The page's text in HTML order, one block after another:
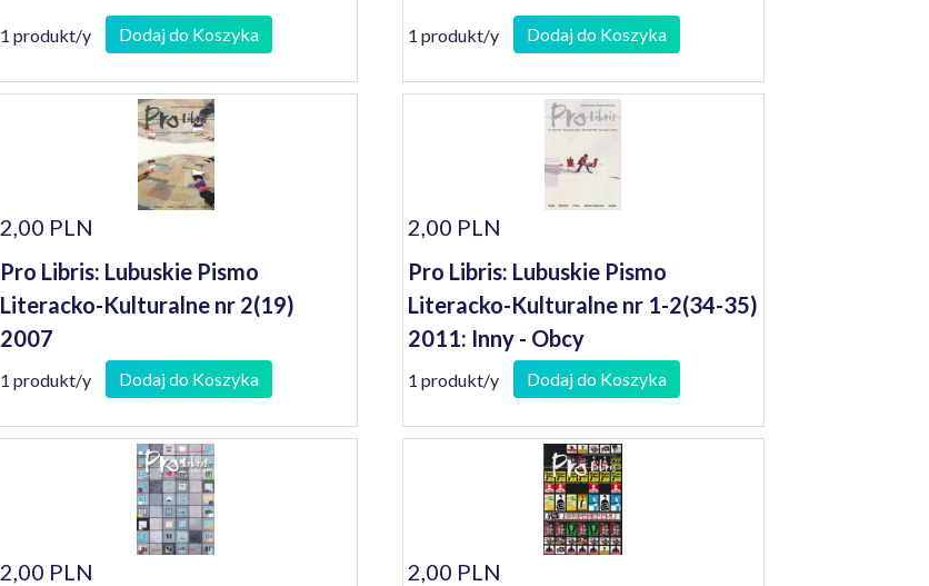
1 produkt/y Dodaj do Koszyka 1 produkt/y Dodaj do Koszyka
2,00 PLN
Pro Libris: Lubuskie Pismo
Literacko-Kulturalne nr 2(19)
2007
1 produkt/y Dodaj do Koszyka
2,00 PLN
Pro Libris: Lubuskie Pismo
Literacko-Kulturalne nr 1-2(34-35)
2011: Inny - Obcy
1 produkt/y Dodaj do Koszyka
2,00 PLN
2,00 PLN